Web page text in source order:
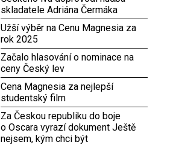
skladatele Adriána Čermáka
Užší výběr na Cenu Magnesia za
rok 2025
Začalo hlasování o nominace na
ceny Český lev
Cena Magnesia za nejlepší
studentský film
Za Českou republiku do boje
o Oscara vyrazí dokument Ještě
nejsem, kým chci být